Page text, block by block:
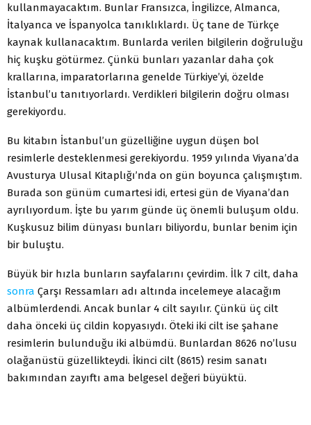
kullanmayacaktım. Bunlar Fransızca, İngilizce, Almanca,
İtalyanca ve İspanyolca tanıklıklardı. Üç tane de Türkçe
kaynak kullanacaktım. Bunlarda verilen bilgilerin doğruluğu
hiç kuşku götürmez. Çünkü bunları yazanlar daha çok
krallarına, imparatorlarına genelde Türkiye’yi, özelde
İstanbul’u tanıtıyorlardı. Verdikleri bilgilerin doğru olması
gerekiyordu.
Bu kitabın İstanbul’un güzelliğine uygun düşen bol
resimlerle desteklenmesi gerekiyordu. 1959 yılında Viyana’da
Avusturya Ulusal Kitaplığı’nda on gün boyunca çalışmıştım.
Burada son günüm cumartesi idi, ertesi gün de Viyana’dan
ayrılıyordum. İşte bu yarım günde üç önemli buluşum oldu.
Kuşkusuz bilim dünyası bunları biliyordu, bunlar benim için
bir buluştu.
Büyük bir hızla bunların sayfalarını çevirdim. İlk 7 cilt, daha
sonra Çarşı Ressamları adı altında incelemeye alacağım
albümlerdendi. Ancak bunlar 4 cilt sayılır. Çünkü üç cilt
daha önceki üç cildin kopyasıydı. Öteki iki cilt ise şahane
resimlerin bulunduğu iki albümdü. Bunlardan 8626 no’lusu
olağanüstü güzellikteydi. İkinci cilt (8615) resim sanatı
bakımından zayıftı ama belgesel değeri büyüktü.